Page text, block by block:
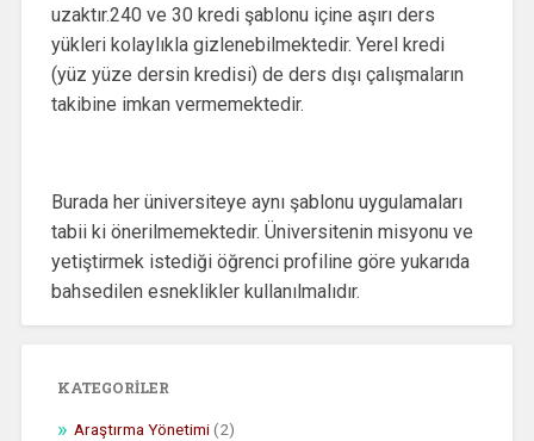
uzaktır.240 ve 30 kredi şablonu içine aşırı ders
yükleri kolaylıkla gizlenebilmektedir. Yerel kredi
(yüz yüze dersin kredisi) de ders dışı çalışmaların
takibine imkan vermemektedir.
Burada her üniversiteye aynı şablonu uygulamaları
tabii ki önerilmemektedir. Üniversitenin misyonu ve
yetiştirmek istediği öğrenci profiline göre yukarıda
bahsedilen esneklikler kullanılmalıdır.
KATEGORILER
Araştırma Yönetimi(2)